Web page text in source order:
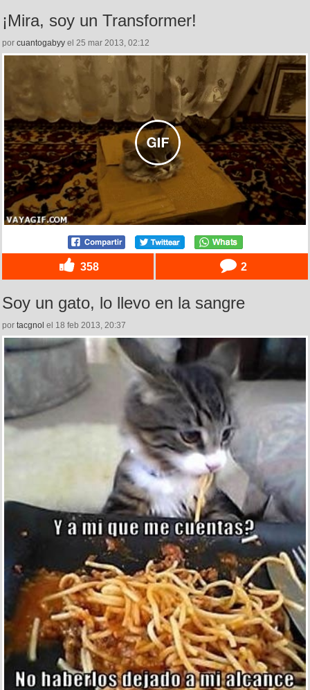
¡Mira, soy un Transformer!
por cuantogabyy el 25 mar 2013, 02:12
358 2
Soy un gato, lo llevo en la sangre
por tacgnol el 18 feb 2013, 20:37